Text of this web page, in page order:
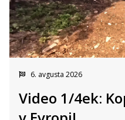
6. avgusta 2026
Video 1/4ek: